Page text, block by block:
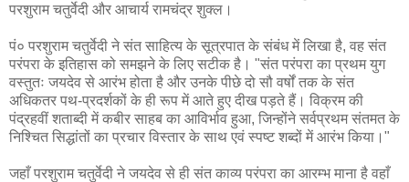
परशुराम चतुर्वेदी और आचार्य रामचंद्र शुक्ल।
पं० परशुराम चतुर्वेदी ने संत साहित्य के सूत्रपात के संबंध में लिखा है, वह संत
परंपरा के इतिहास को समझने के लिए सटीक है। "संत परंपरा का प्रथम युग
वस्तुतः जयदेव से आरंभ होता है और उनके पीछे दो सौ वर्षों तक के संत
अधिकतर पथ-प्रदर्शकों के ही रूप में आते हुए दीख पड़ते हैं। विक्रम की
पंद्रहवीं शताब्दी में कबीर साहब का आविर्भाव हुआ, जिन्होंने सर्वप्रथम संतमत के
निश्चित सिद्धांतों का प्रचार विस्तार के साथ एवं स्पष्ट शब्दों में आरंभ किया।"
जहाँ परशुराम चतुर्वेदी ने जयदेव से ही संत काव्य परंपरा का आरम्भ माना है वहाँ